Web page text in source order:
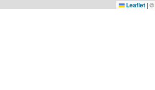
Leaflet | ©